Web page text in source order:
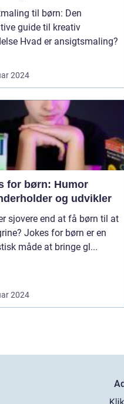
til børn: Den
guide til kreativ
2024
for børn: Humor
og udvikler
sjovere end at få børn til at
Jokes for børn er en
måde at bringe gl...
2024